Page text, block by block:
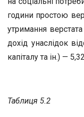
години простою
утримання
дохід унаслідок
капіталу та ін.) —
Таблиця 5.2